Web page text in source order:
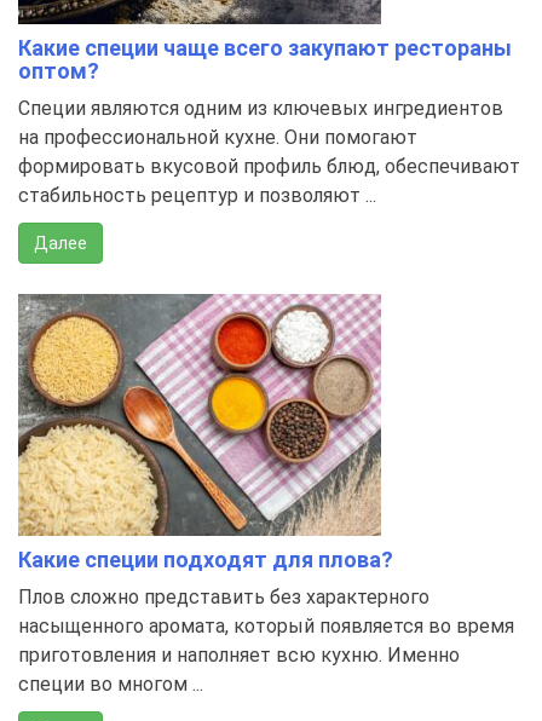
Какие специи чаще всего закупают рестораны
оптом?
Специи являются одним из ключевых ингредиентов
на профессиональной кухне. Они помогают
формировать вкусовой профиль блюд, обеспечивают
стабильность рецептур и позволяют ...
Далее
Какие специи подходят для плова?
Плов сложно представить без характерного
насыщенного аромата, который появляется во время
приготовления и наполняет всю кухню. Именно
специи во многом ...